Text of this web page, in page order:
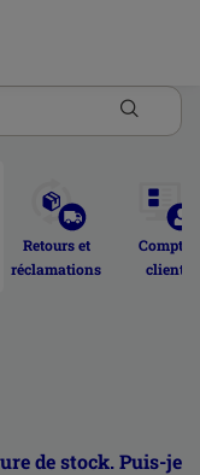
Retours et
réclamations
Compte
client
de stock. Puis-je